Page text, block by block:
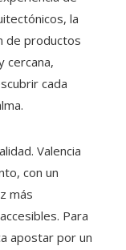
la
de productos
cercana,
cada
Valencia
con un
más
Para
apostar por un